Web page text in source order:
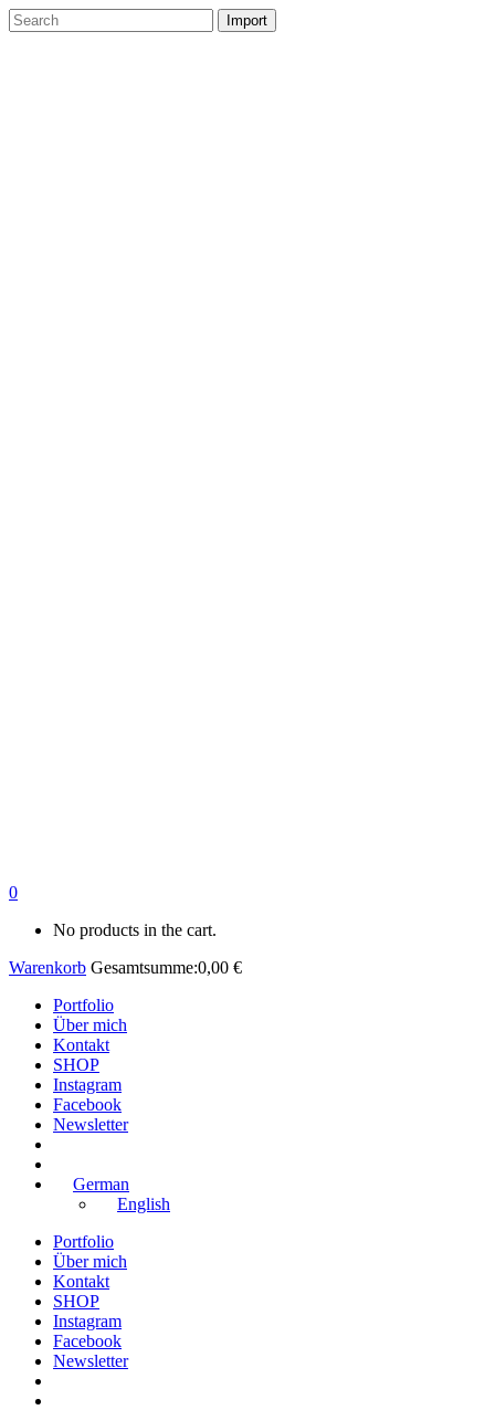
0
No products in the cart.
Warenkorb Gesamtsumme:0,00 €
Portfolio
Über mich
Kontakt
SHOP
Instagram
Facebook
Newsletter
German
English
Portfolio
Über mich
Kontakt
SHOP
Instagram
Facebook
Newsletter